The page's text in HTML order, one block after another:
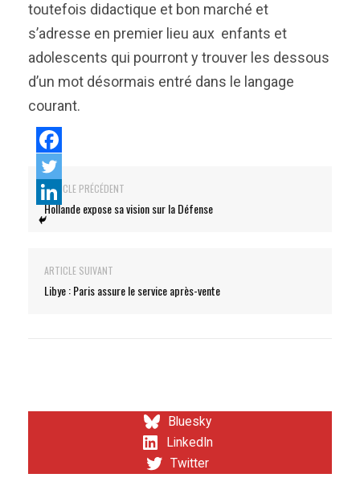
toutefois didactique et bon marché et
s’adresse en premier lieu aux enfants et
adolescents qui pourront y trouver les dessous
d’un mot désormais entré dans le langage
courant.
ARTICLE PRÉCÉDENT
Hollande expose sa vision sur la Défense
ARTICLE SUIVANT
Libye : Paris assure le service après-vente
Bluesky
LinkedIn
Twitter